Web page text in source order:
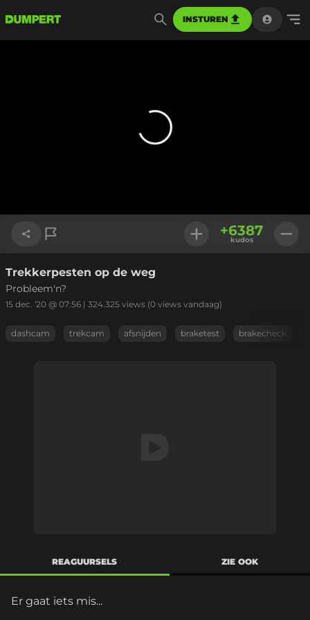
INSTUREN
Link kopiëren
+6387
kudos
Trekkerpesten op de weg
Probleem'n?
15 dec. '20 @ 07:56 | 324.325 views (0 views vandaag)
dashcam trekcam afsnijden braketest brakecheck
REAGUURSELS ZIE OOK
Er gaat iets mis...